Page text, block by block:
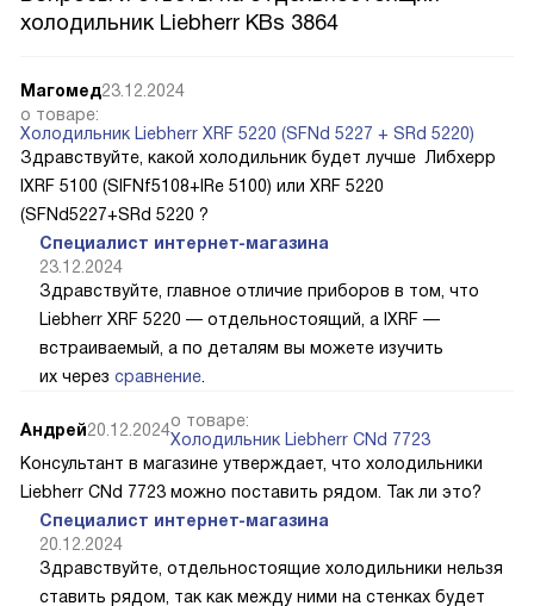
холодильник Liebherr KBs 3864
Магомед23.12.2024
о товаре:
Холодильник Liebherr XRF 5220 (SFNd 5227 + SRd 5220)
Здравствуйте, какой холодильник будет лучше Либхерр
IXRF 5100 (SIFNf5108+IRe 5100) или XRF 5220
(SFNd5227+SRd 5220 ?
Специалист интернет-магазина
23.12.2024
Здравствуйте, главное отличие приборов в том, что
Liebherr XRF 5220 — отдельностоящий, а IXRF —
встраиваемый, а по деталям вы можете изучить
их через сравнение
Андрей20.12.2024о товаре:
Холодильник Liebherr CNd 7723
Консультант в магазине утверждает, что холодильники
Liebherr CNd 7723 можно поставить рядом. Так ли это?
Специалист интернет-магазина
20.12.2024
Здравствуйте, отдельностоящие холодильники нельзя
ставить рядом, так как между ними на стенках будет